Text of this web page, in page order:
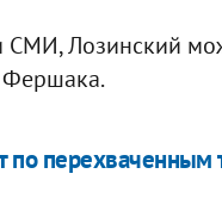
Лозинский
Фершака.
по